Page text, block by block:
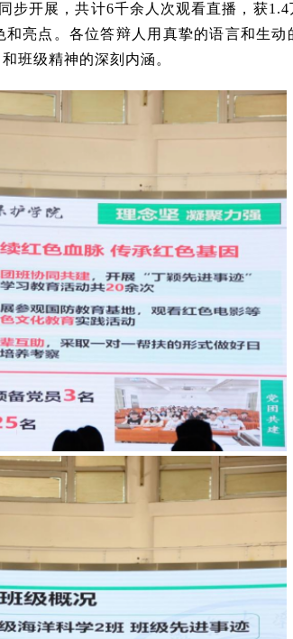
步开展，共计6千余人次观看直播，获
亮点。各位答辩人用真挚的语言和生
班级精神的深刻内涵。